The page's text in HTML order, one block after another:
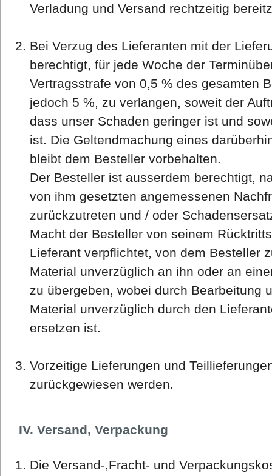
Verladung und Versand rechtzeitig
Bei Verzug des Lieferanten mit der
berechtigt, für jede Woche der
Vertragsstrafe von 0,5 % des gesamten
jedoch 5 %, zu verlangen, soweit der
dass unser Schaden geringer ist und
ist. Die Geltendmachung eines
bleibt dem Besteller vorbehalten.
Der Besteller ist ausserdem berechtigt,
von ihm gesetzten angemessenen
zurückzutreten und / oder
Macht der Besteller von seinem
Lieferant verpflichtet, von dem Besteller
Material unverzüglich an ihn oder an
zu übergeben, wobei durch Bearbeitung
Material unverzüglich durch den
ersetzen ist.
Vorzeitige Lieferungen und
zurückgewiesen werden.
IV. Versand, Verpackung
Die Versand-,Fracht- und